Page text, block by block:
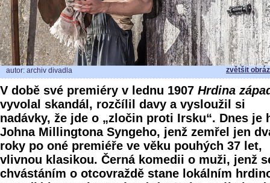
autor: archiv divadla zvětšit
V době své premiéry v lednu 1907 Hrdina
vyvolal skandál, rozčílil davy a vysloužil si
nadávky, že jde o „zločin proti Irsku“. Dnes je
Johna Millingtona Syngeho, jenž zemřel jen
roky po oné premiéře ve věku pouhých 37 let,
vlivnou klasikou. Černá komedii o muži, jenž
chvástáním o otcovraždě stane lokálním